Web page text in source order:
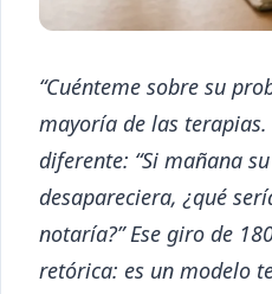
“Cuénteme sobre su
mayoría de las terapias.
diferente: “Si mañana
desapareciera, ¿qué
notaría?” Ese giro de
retórica: es un modelo